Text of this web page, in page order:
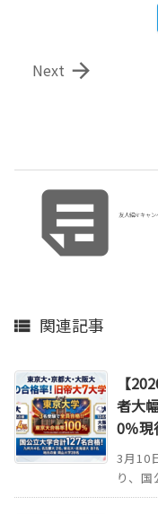

Next
友人紹介キャン
 関連記事
【
者大
0％現
3月10
り、